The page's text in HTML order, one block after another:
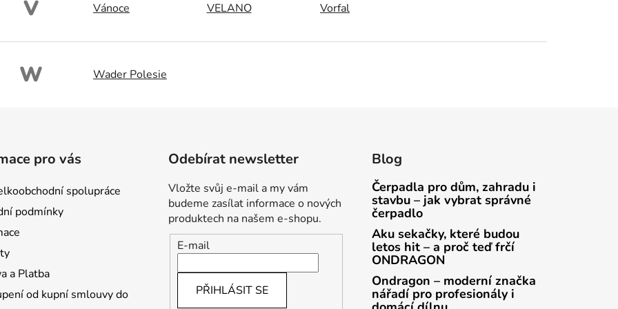
V Vánoce VELANO Vorfal
W Wader Polesie
pro vás
spolupráce
podmínky
a Platba
od kupní smlouvy do
Odebírat newsletter
Vložte svůj e-mail a my vám
budeme zasílat informace o nových
produktech na našem e-shopu.
E-mail
PŘIHLÁSIT SE
Blog
Čerpadla pro dům, zahradu i
stavbu – jak vybrat správné
čerpadlo
Aku sekačky, které budou
letos hit – a proč teď frčí
ONDRAGON
Ondragon – moderní značka
nářadí pro profesionály i